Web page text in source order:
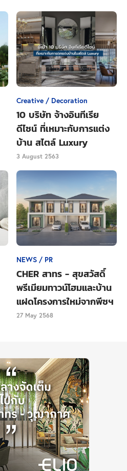
ศ์ ใกล้กับแหล่งรวม
วิทยาลัย โรงพยาบาล
อกไปหน่อยบนเส้น
ตลาดบางขุนนนท์ และ
ป็นห้างเก่าแก่ของโซนปิ่นเกล้า
คาร มีร้านอาหารและร้าน
กือบทั้งคืน
ม 7 ไปโซนจตุจักรก็มีห้างใหญ่
Mall สวนจตุจักร และตลาด
จากโซนปิ่นเกล้าเป็นระยะขับ
ำเจ้าพระยามาก็เป็นเขต
ยแลนด์มาร์คที่สำคัญทาง
วัดพระแก้ว กระทรวง
กจากนี้ ฝั่งพระนครยังเป็น
ลัยเก่าแก่อย่าง ธรรมศาสตร์
พระนครจะมี ถนนท่าพระ
อาหารและร้านค้าต่างๆ และมี
วยามค่ำคืนที่เต็มไปด้วยร้าน
ากปิ่นเกล้ามาถึงในเวลา 5-10
ใกล้โรงพยาบาลศิริราช ซึ่ง
Creative / Decoration
10 บริษัท จ้างอินทีเรีย
ดีไซน์ ที่เหมาะกับการแต่ง
บ้าน สไตล์ Luxury
3 August 2563
NEWS / PR
CHER สาทร - สุขสวัสดิ์
พรีเมียมทาวน์โฮมและบ้าน
แฝดโครงการใหม่จากพีซฯ
27 May 2568